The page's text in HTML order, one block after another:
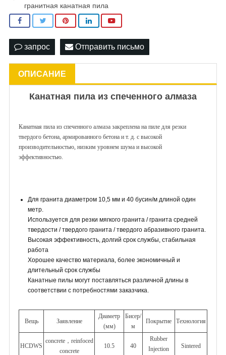
гранитная канатная пила
запрос Отправить письмо
ОПИСАНИЕ
Канатная пила из спеченного алмаза
Канатная пила из спеченного алмаза закреплена на пиле для резки
твердого бетона, армированного бетона и т. д. с высокой
производительностью, низким уровнем шума и высокой
эффективностью.
Для гранита диаметром 10,5 мм и 40 бусин/м длиной один
метр.
Используется для резки мягкого гранита / гранита средней
твердости / твердого гранита / твердого абразивного гранита.
Высокая эффективность, долгий срок службы, стабильная
работа
Хорошее качество материала, более экономичный и
длительный срок службы
Канатные пилы могут поставляться различной длины в
соответствии с потребностями заказчика.
Вещь Заявление
Диаметр
(мм)
Бисер/
м
Покрытие Технология
HCDWS
concrete，reinfoced
concrete
10.5 40
Rubber
Injection
Sintered